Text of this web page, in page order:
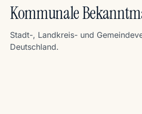
Kommunale
Stadt-, Landkreis- und
Deutschland.